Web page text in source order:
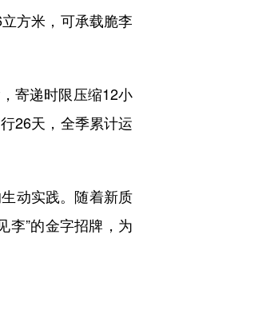
方米，可承载脆李
寄递时限压缩12小
26天，全季累计运
动实践。随着新质
李”的金字招牌，为